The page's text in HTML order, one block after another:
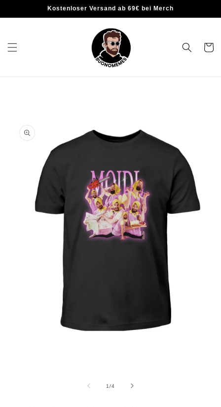
Kostenloser Versand ab 69€ bei Merch
1/4